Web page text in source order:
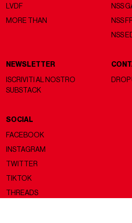
LVDF
MORE THAN
NSS
NSS
NSS
NEWSLETTER
ISCRIVITI AL NOSTRO
SUBSTACK
DROP
SOCIAL
FACEBOOK
INSTAGRAM
TWITTER
TIKTOK
THREADS